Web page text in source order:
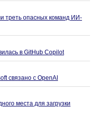
треть опасных команд ИИ-
в GitHub Copilot
связано с OpenAI
места для загрузки